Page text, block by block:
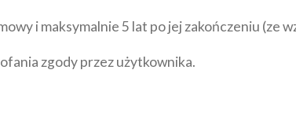
i maksymalnie 5 lat po jej zakończeniu (ze
zgody przez użytkownika.